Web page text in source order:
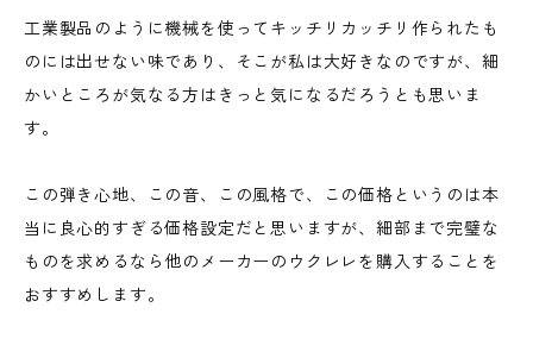
工業製品のように機械を使ってキッチリカッチリ作られたも
のには出せない味であり、そこが私は大好きなのですが、細
かいところが気なる方はきっと気になるだろうとも思いま
す。
この弾き心地、この音、この風格で、この価格というのは本
当に良心的すぎる価格設定だと思いますが、細部まで完璧な
ものを求めるなら他のメーカーのウクレレを購入することを
おすすめします。